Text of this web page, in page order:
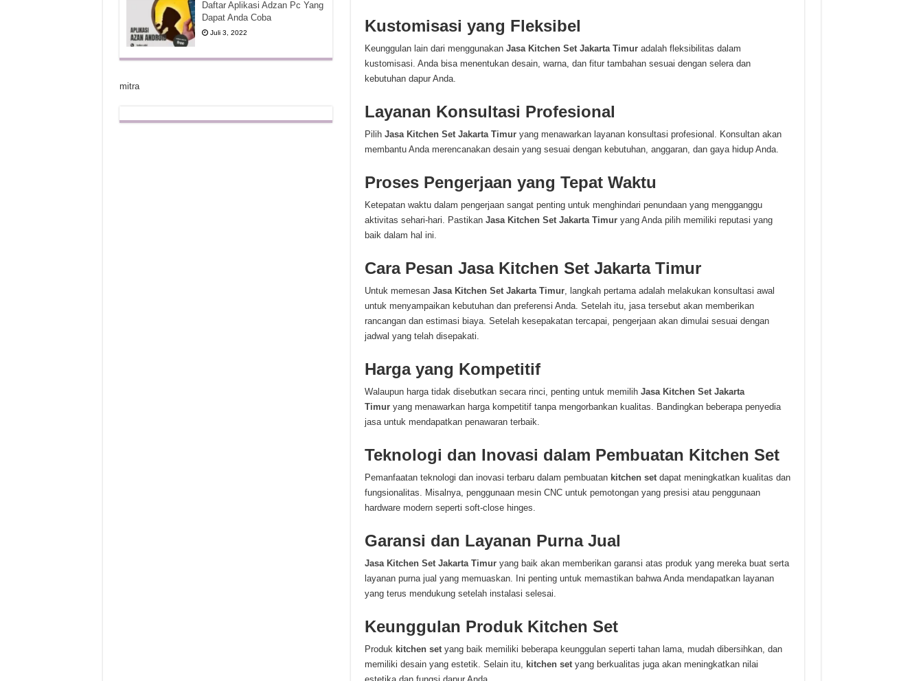
Kustomisasi yang Fleksibel
Keunggulan lain dari menggunakan Jasa Kitchen Set Jakarta Timur adalah fleksibilitas dalam
kustomisasi. Anda bisa menentukan desain, warna, dan fitur tambahan sesuai dengan selera dan
kebutuhan dapur Anda.
Layanan Konsultasi Profesional
Pilih Jasa Kitchen Set Jakarta Timuryang menawarkan layanan konsultasi profesional. Konsultan akan
membantu Anda merencanakan desain yang sesuai dengan kebutuhan, anggaran, dan gaya hidup Anda.
Proses Pengerjaan yang Tepat Waktu
Ketepatan waktu dalam pengerjaan sangat penting untuk menghindari penundaan yang mengganggu
aktivitas sehari-hari. Pastikan Jasa Kitchen Set Jakarta Timur yang Anda pilih memiliki reputasi yang
baik dalam hal ini.
Cara Pesan Jasa Kitchen Set Jakarta Timur
Untuk memesan Jasa Kitchen Set Jakarta Timur, langkah pertama adalah melakukan konsultasi awal
untuk menyampaikan kebutuhan dan preferensi Anda. Setelah itu, jasa tersebut akan memberikan
rancangan dan estimasi biaya. Setelah kesepakatan tercapai, pengerjaan akan dimulai sesuai dengan
jadwal yang telah disepakati.
Harga yang Kompetitif
Walaupun harga tidak disebutkan secara rinci, penting untuk memilih Jasa Kitchen Set Jakarta
Timuryang menawarkan harga kompetitif tanpa mengorbankan kualitas. Bandingkan beberapa penyedia
jasa untuk mendapatkan penawaran terbaik.
Teknologi dan Inovasi dalam Pembuatan Kitchen Set
Pemanfaatan teknologi dan inovasi terbaru dalam pembuatan kitchen setdapat meningkatkan kualitas dan
fungsionalitas. Misalnya, penggunaan mesin CNC untuk pemotongan yang presisi atau penggunaan
hardware modern seperti soft-close hinges.
Garansi dan Layanan Purna Jual
Jasa Kitchen Set Jakarta Timur yang baik akan memberikan garansi atas produk yang mereka buat serta
layanan purna jual yang memuaskan. Ini penting untuk memastikan bahwa Anda mendapatkan layanan
yang terus mendukung setelah instalasi selesai.
Keunggulan Produk Kitchen Set
Produk kitchen setyang baik memiliki beberapa keunggulan seperti tahan lama, mudah dibersihkan, dan
memiliki desain yang estetik. Selain itu, kitchen set yang berkualitas juga akan meningkatkan nilai
Daftar Aplikasi Adzan Pc Yang
Dapat Anda Coba
Juli 3, 2022
mitra